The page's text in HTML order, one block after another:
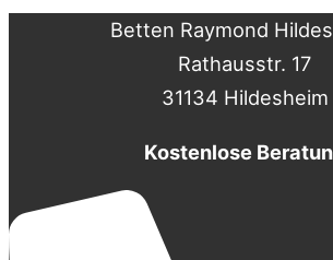
Betten Raymond
Rathausstr. 17
31134 Hildesheim
Kostenlose